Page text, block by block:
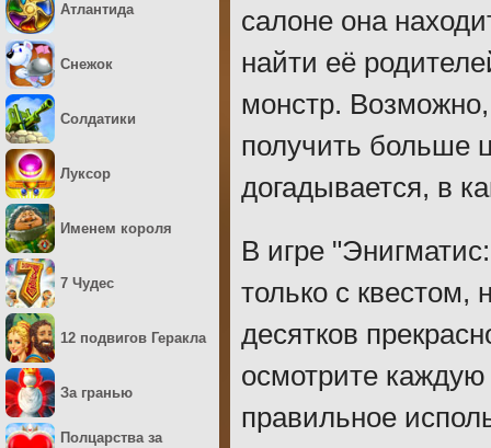
салоне она
найти её
монстр. Возможно,
получить больше
догадывается, в
В игре
только с квестом,
десятков
осмотрите
правильное
Атлантида
Снежок
Солдатики
Луксор
Именем короля
7 Чудес
12 подвигов Геракла
За гранью
Полцарства за